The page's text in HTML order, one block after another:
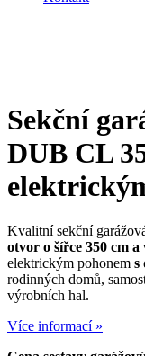
Sekční
DUB CL
Kvalitní sekční
otvor o šířce 350 cm a
elektrickým pohonem s
rodinných domů,
výrobních hal.
Více informací »